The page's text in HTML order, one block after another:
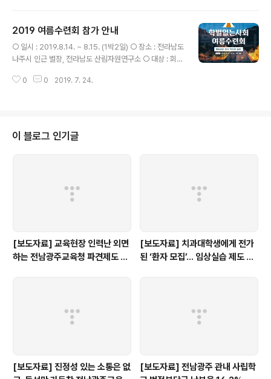
2019 여름수련회 참가 안내
○ 일시 : 2019.8.14. ~ 8.15. (1박2일) ○ 장소 : 전라남도
나주시 인근 별장, 전라남도 산림자원연구소 ○ 대상 : 회원
0 ~ 17:30 휴식 및 산책 17:30 ~ 19:00 저녁식사 19:0
문) 12:30~ 점심식사 후 해산 ○ 준비물 : 개인 세면도구,
개인컵, 참가비 3만원 (자녀 : 무료) ○ 참가비 입금 계좌번
0 0 2019. 7. 24.
이 블로그 인기글
[보도자료] 교육현장 인력난 외면
하는 전남광주교육청 파견제도 재
[보도자료] 치과대학생에게 전가
된 ‘환자 모집’… 임상실습 제도 개
[보도자료] 진정성 있는 소통은 없
[보도자료] 전남광주 관내 사립학